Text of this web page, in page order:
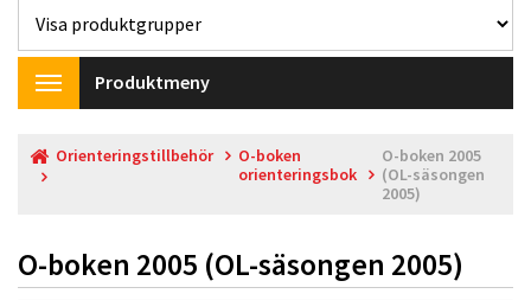
Toggle
navigation
Produktmeny
Orienteringstillbehör
O-boken
orienteringsbok
O-boken 2005
(OL-säsongen
2005)
O-boken 2005 (OL-säsongen 2005)